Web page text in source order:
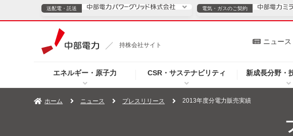
持株会社サイト
エネルギー・原子力 CSR・サステナビリティ 新成長分野・
ニュース
送配電・託送
TOPページへ ご案内
電気・ガスのご契約
電気・ガスのご契約
TOPページへ 個人のお客さま
ホーム ニュース プレスリリース 2013年度分電力販売実績